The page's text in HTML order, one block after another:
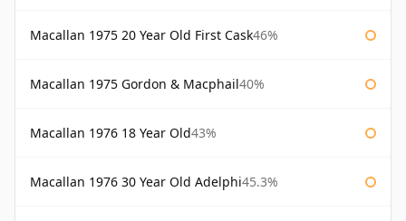
Macallan 1975 20 Year Old First Cask46%
Macallan 1975 Gordon & Macphail40%
Macallan 1976 18 Year Old43%
Macallan 1976 30 Year Old Adelphi45.3%